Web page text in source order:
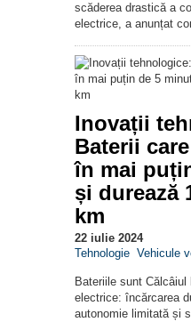
scăderea drastică a
electrice, a anunțat
Inovații
Baterii
în mai
și durează
km
22 iulie 2024
Tehnologie Vehicule
Bateriile sunt
electrice: încărcarea
autonomie limitată și